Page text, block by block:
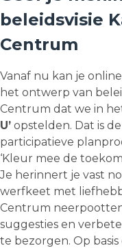
beleidsvisie
Centrum
Vanaf nu kan je
het ontwerp van
Centrum dat we in
U’ opstelden. Dat is
participatieve
‘Kleur mee de
Je herinnert je vast
werfkeet met
Centrum
suggesties en
te bezorgen. Op